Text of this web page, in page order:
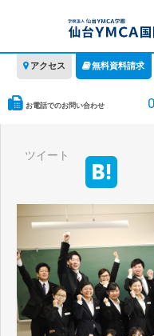
アクセス 無料資料請求
お電話でのお問い合わせ
募集要項
ツイート